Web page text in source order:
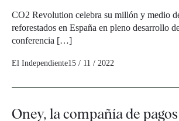
CO2 Revolution celebra su millón y medio
reforestados en España en pleno desarrollo
conferencia […]
El Independiente15 / 11 / 2022
Oney, la compañía de pagos